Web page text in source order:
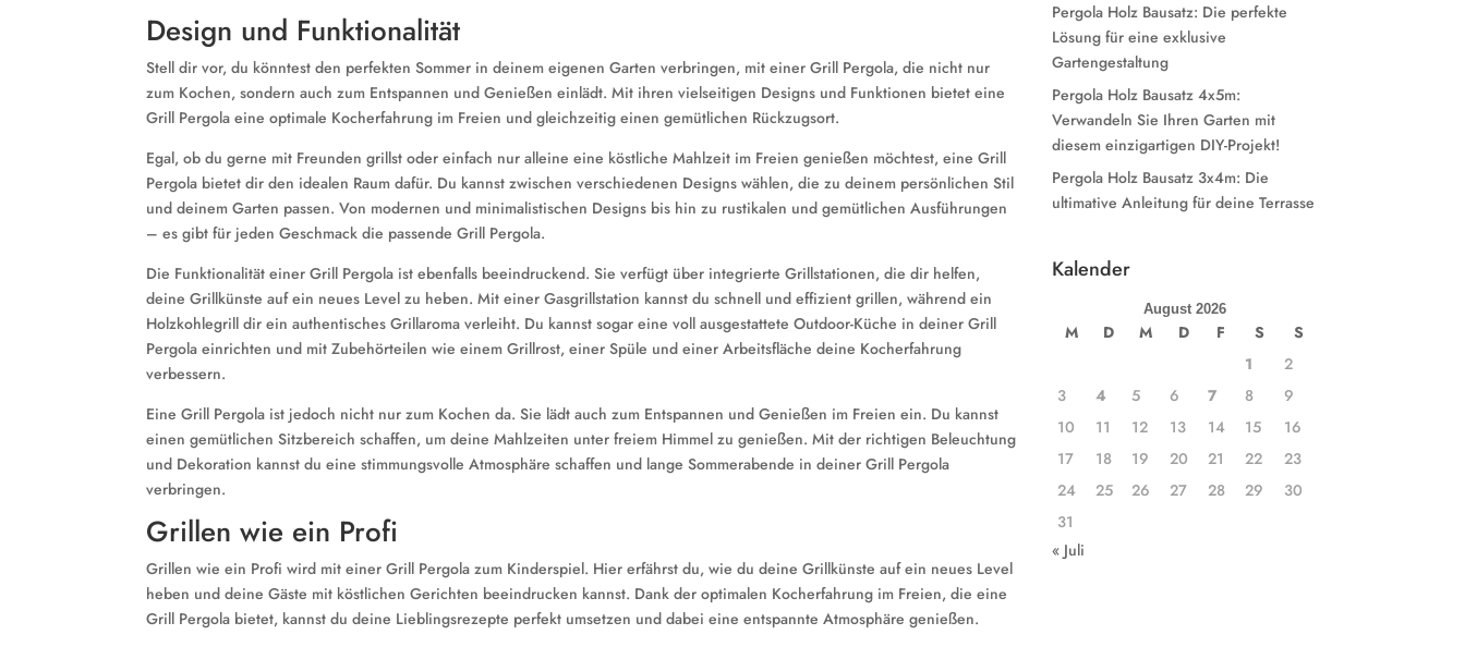
Design und Funktionalität
Stell dir vor, du könntest den perfekten Sommer in deinem eigenen Garten verbringen, mit einer Grill Pergola, die nicht nur
zum Kochen, sondern auch zum Entspannen und Genießen einlädt. Mit ihren vielseitigen Designs und Funktionen bietet eine
Grill Pergola eine optimale Kocherfahrung im Freien und gleichzeitig einen gemütlichen Rückzugsort.
Egal, ob du gerne mit Freunden grillst oder einfach nur alleine eine köstliche Mahlzeit im Freien genießen möchtest, eine Grill
Pergola bietet dir den idealen Raum dafür. Du kannst zwischen verschiedenen Designs wählen, die zu deinem persönlichen Stil
und deinem Garten passen. Von modernen und minimalistischen Designs bis hin zu rustikalen und gemütlichen Ausführungen
– es gibt für jeden Geschmack die passende Grill Pergola.
Die Funktionalität einer Grill Pergola ist ebenfalls beeindruckend. Sie verfügt über integrierte Grillstationen, die dir helfen,
deine Grillkünste auf ein neues Level zu heben. Mit einer Gasgrillstation kannst du schnell und effizient grillen, während ein
Holzkohlegrill dir ein authentisches Grillaroma verleiht. Du kannst sogar eine voll ausgestattete Outdoor-Küche in deiner Grill
Pergola einrichten und mit Zubehörteilen wie einem Grillrost, einer Spüle und einer Arbeitsfläche deine Kocherfahrung
verbessern.
Eine Grill Pergola ist jedoch nicht nur zum Kochen da. Sie lädt auch zum Entspannen und Genießen im Freien ein. Du kannst
einen gemütlichen Sitzbereich schaffen, um deine Mahlzeiten unter freiem Himmel zu genießen. Mit der richtigen Beleuchtung
und Dekoration kannst du eine stimmungsvolle Atmosphäre schaffen und lange Sommerabende in deiner Grill Pergola
verbringen.
Grillen wie ein Profi
Grillen wie ein Profi wird mit einer Grill Pergola zum Kinderspiel. Hier erfährst du, wie du deine Grillkünste auf ein neues Level
heben und deine Gäste mit köstlichen Gerichten beeindrucken kannst. Dank der optimalen Kocherfahrung im Freien, die eine
Grill Pergola bietet, kannst du deine Lieblingsrezepte perfekt umsetzen und dabei eine entspannte Atmosphäre genießen.
Pergola Holz Bausatz: Die perfekte
Lösung für eine exklusive
Gartengestaltung
Pergola Holz Bausatz 4x5m:
Verwandeln Sie Ihren Garten mit
diesem einzigartigen DIY-Projekt!
Pergola Holz Bausatz 3x4m: Die
ultimative Anleitung für deine Terrasse
Kalender
August 2026
M D M D F S
S
1
2
3
4 5 6 7 8
9
10
11 12 13 14 15
16
17
18 19 20 21 22
23
24
25 26 27 28 29
30
31
« Juli